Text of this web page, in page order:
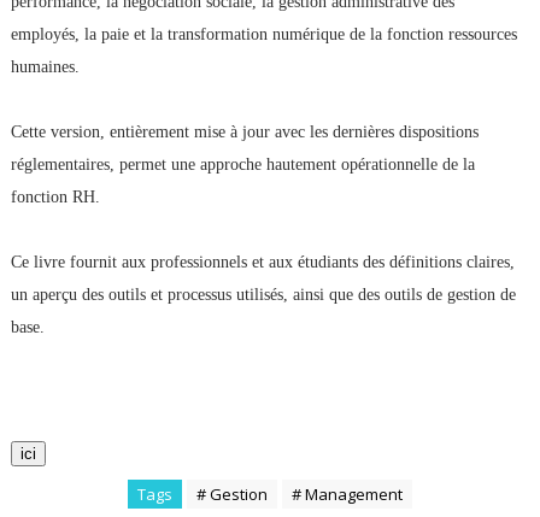
employés, la paie et la transformation numérique de la fonction ressources
humaines.
Cette version, entièrement mise à jour avec les dernières dispositions
réglementaires, permet une approche hautement opérationnelle de la
fonction RH.
Ce livre fournit aux professionnels et aux étudiants des définitions claires,
un aperçu des outils et processus utilisés, ainsi que des outils de gestion de
base.
ici
Tags # Gestion # Management